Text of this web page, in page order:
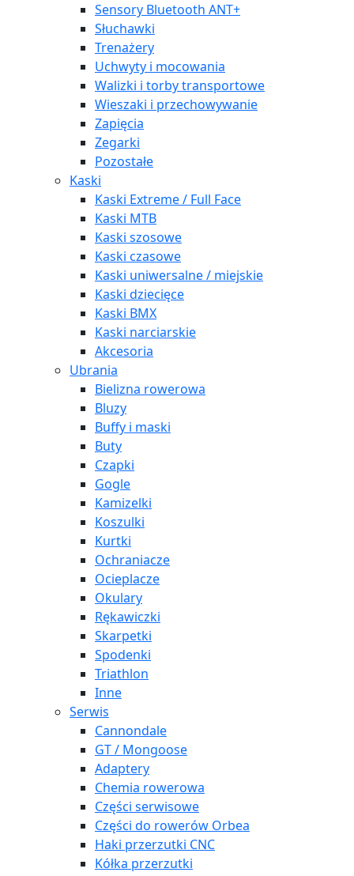
Sensory Bluetooth ANT+
Słuchawki
Trenażery
Uchwyty i mocowania
Walizki i torby transportowe
Wieszaki i przechowywanie
Zapięcia
Zegarki
Pozostałe
Kaski
Kaski Extreme / Full Face
Kaski MTB
Kaski szosowe
Kaski czasowe
Kaski uniwersalne / miejskie
Kaski dziecięce
Kaski BMX
Kaski narciarskie
Akcesoria
Ubrania
Bielizna rowerowa
Bluzy
Buffy i maski
Buty
Czapki
Gogle
Kamizelki
Koszulki
Kurtki
Ochraniacze
Ocieplacze
Okulary
Rękawiczki
Skarpetki
Spodenki
Triathlon
Inne
Serwis
Cannondale
GT / Mongoose
Adaptery
Chemia rowerowa
Części serwisowe
Części do rowerów Orbea
Haki przerzutki CNC
Kółka przerzutki